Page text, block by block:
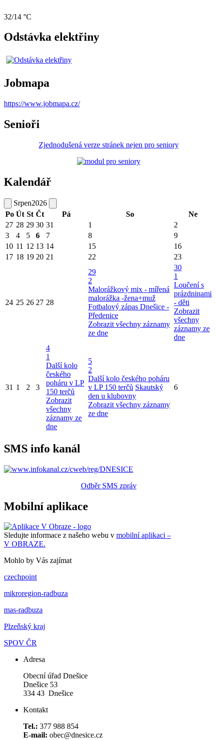
32/14 °C
Odstávka elektřiny
Jobmapa
https://www.jobmapa.cz/
Senioři
Zjednodušená verze stránek nejen pro seniory
Kalendář
Srpen2026
Po Út St Čt Pá So
Ne
27 28 29 30 31 1
2
3
4 5 6 7 8
9
10 11 12 13 14 15
16
17 18 19 20 21 22 23
24 25 26 27 28
29
2
Malorážkový mix - mířená
malorážka -žena+muž
Fotbalový zápas Dnešice -
Předenice
Zobrazit všechny záznamy
ze dne
30
1
Loučení s
prázdninami
- děti
Zobrazit
všechny
záznamy ze
dne
31 1 2 3
4
1
Další kolo
českého
poháru v LP
150 terčů
Zobrazit
všechny
záznamy ze
dne
5
2
Další kolo českého poháru
v LP 150 terčů Skautský
den u klubovny
Zobrazit všechny záznamy
ze dne
6
SMS info kanál
Odběr SMS zpráv
Mobilní aplikace
Sledujte informace z našeho webu v mobilní aplikaci –
V OBRAZE.
Mohlo by Vás zajímat
czechpoint
mikroregion-radbuza
mas-radbuza
Plzeňský kraj
SPOV ČR
Adresa
Obecní úřad Dnešice
Dnešice 53
334 43 Dnešice
Kontakt
Tel.: 377 988 854
E-mail: obec@dnesice.cz